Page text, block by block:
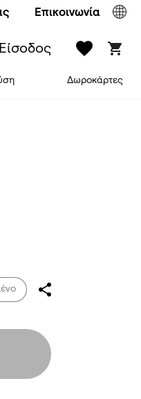
Επικοινωνία
Είσοδος
Δωροκάρτες